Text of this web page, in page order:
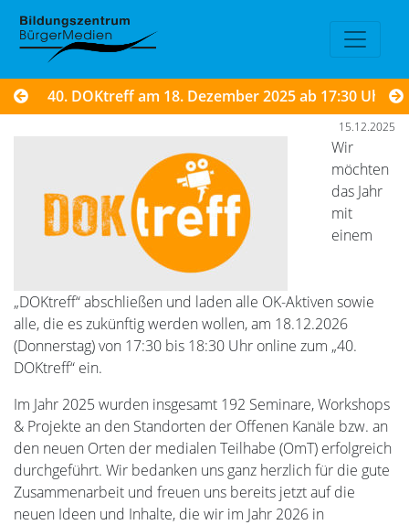
40. DOKtreff am 18. Dezember 2025 ab 17:30 Uhr
15.12.2025
Wir
möchten
das Jahr
mit
einem
„DOKtreff“ abschließen und laden alle OK-Aktiven sowie
alle, die es zukünftig werden wollen, am 18.12.2026
(Donnerstag) von 17:30 bis 18:30 Uhr online zum „40.
DOKtreff“ ein.
Im Jahr 2025 wurden insgesamt 192 Seminare, Workshops
& Projekte an den Standorten der Offenen Kanäle bzw. an
den neuen Orten der medialen Teilhabe (OmT) erfolgreich
durchgeführt. Wir bedanken uns ganz herzlich für die gute
Zusammenarbeit und freuen uns bereits jetzt auf die
neuen Ideen und Inhalte, die wir im Jahr 2026 in